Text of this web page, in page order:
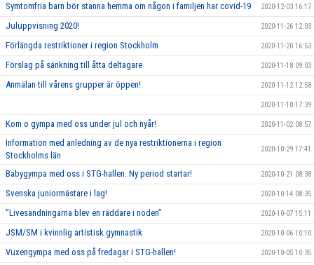
Symtomfria barn bör stanna hemma om någon i familjen har covid-19 2020-12-03 16:17
Juluppvisning 2020! 2020-11-26 12:03
Förlängda restriktioner i region Stockholm 2020-11-20 16:53
Förslag på sänkning till åtta deltagare 2020-11-18 09:03
Anmälan till vårens grupper är öppen! 2020-11-12 12:58
2020-11-10 17:39
Kom o gympa med oss under jul och nyår! 2020-11-02 08:57
Information med anledning av de nya restriktionerna i region
Stockholms län
2020-10-29 17:41
Babygympa med oss i STG-hallen. Ny period startar! 2020-10-21 08:38
Svenska juniormästare i lag! 2020-10-14 08:35
”Livesändningarna blev en räddare i nöden” 2020-10-07 15:11
JSM/SM i kvinnlig artistisk gymnastik 2020-10-06 10:10
Vuxengympa med oss på fredagar i STG-hallen! 2020-10-05 10:35